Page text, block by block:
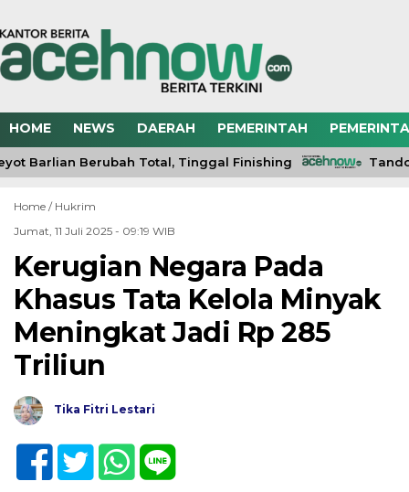
HOME NEWS DAERAH PEMERINTAH
Barlian Berubah Total, Tinggal Finishing
Home / Hukrim
Jumat, 11 Juli 2025 - 09:19 WIB
Kerugian Negara Pada
Khasus Tata Kelola Minyak
Meningkat Jadi Rp 285
Triliun
Tika Fitri Lestari